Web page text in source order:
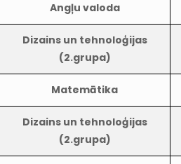
Angļu valoda
Dizains un tehnoloģijas
(2.grupa)
Matemātika
Dizains un tehnoloģijas
(2.grupa)